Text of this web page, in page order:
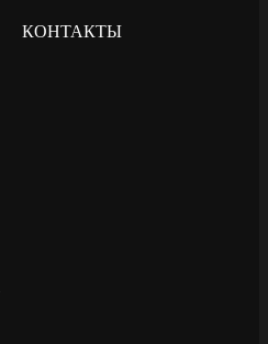
КОНТАКТЫ